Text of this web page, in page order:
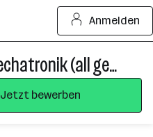
Anmelden
Produktentwickler - Mechatronik (all genders)
Jetzt bewerben